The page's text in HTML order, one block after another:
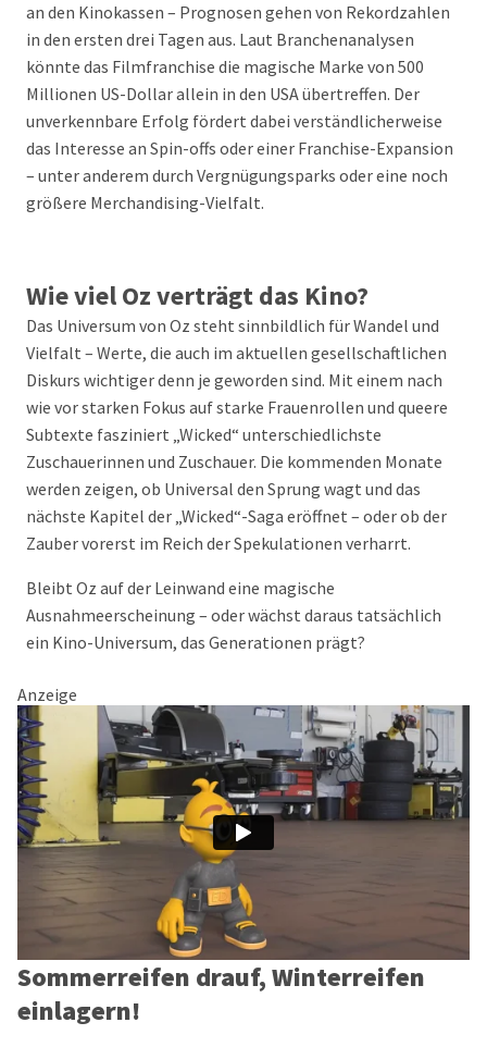
an den Kinokassen – Prognosen gehen von Rekordzahlen
in den ersten drei Tagen aus. Laut Branchenanalysen
könnte das Filmfranchise die magische Marke von 500
Millionen US-Dollar allein in den USA übertreffen. Der
unverkennbare Erfolg fördert dabei verständlicherweise
das Interesse an Spin-offs oder einer Franchise-Expansion
– unter anderem durch Vergnügungsparks oder eine noch
größere Merchandising-Vielfalt.
Wie viel Oz verträgt das Kino?
Das Universum von Oz steht sinnbildlich für Wandel und
Vielfalt – Werte, die auch im aktuellen gesellschaftlichen
Diskurs wichtiger denn je geworden sind. Mit einem nach
wie vor starken Fokus auf starke Frauenrollen und queere
Subtexte fasziniert „Wicked“ unterschiedlichste
Zuschauerinnen und Zuschauer. Die kommenden Monate
werden zeigen, ob Universal den Sprung wagt und das
nächste Kapitel der „Wicked“-Saga eröffnet – oder ob der
Zauber vorerst im Reich der Spekulationen verharrt.
Bleibt Oz auf der Leinwand eine magische
Ausnahmeerscheinung – oder wächst daraus tatsächlich
ein Kino-Universum, das Generationen prägt?
Anzeige
Sommerreifen drauf, Winterreifen
einlagern!